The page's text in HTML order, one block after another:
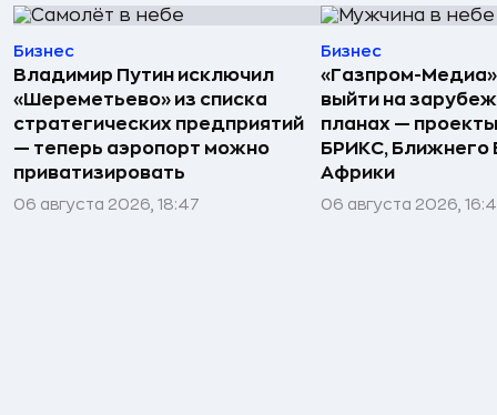
Бизнес
Владимир Путин исключил
«Шереметьево» из списка
стратегических предприятий
— теперь аэропорт можно
приватизировать
06 августа 2026, 18:47
Бизнес
«Газпром-Медиа»
выйти на
планах —
БРИКС, Ближнего
Африки
06 августа 2026,